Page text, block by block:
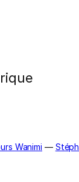
Wanimi —